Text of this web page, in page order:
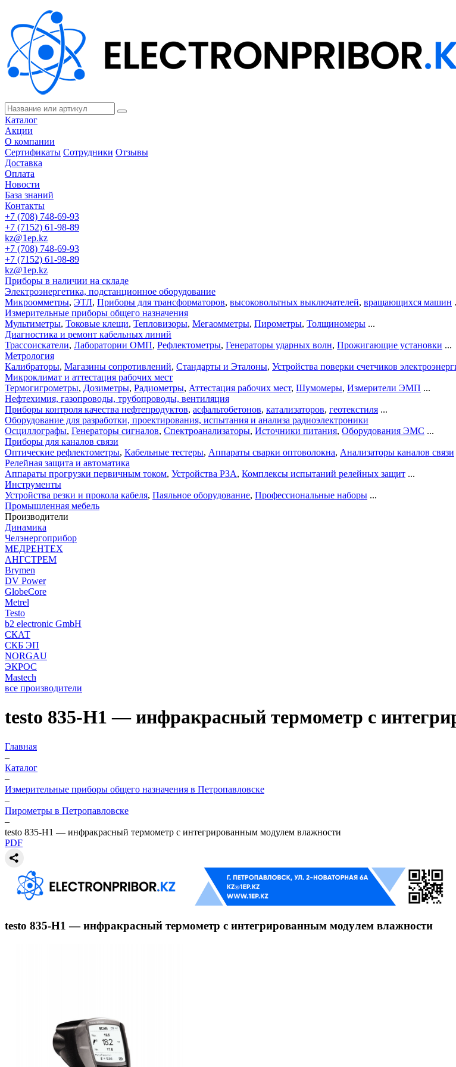
Каталог
Акции
О компании
Сертификаты Сотрудники Отзывы
Доставка
Оплата
Новости
База знаний
Контакты
+7 (708) 748-69-93
+7 (7152) 61-98-89
kz@1ep.kz
+7 (708) 748-69-93
+7 (7152) 61-98-89
kz@1ep.kz
Приборы в наличии на складе
Электроэнергетика, подстанционное оборудование
Микроомметры, ЭТЛ, Приборы для трансформаторов, высоковольтных выключателей, вращающихся машин
Измерительные приборы общего назначения
Мультиметры, Токовые клещи, Тепловизоры, Мегаомметры, Пирометры, Толщиномеры ...
Диагностика и ремонт кабельных линий
Трассоискатели, Лаборатории ОМП, Рефлектометры, Генераторы ударных волн, Прожигающие установки ...
Метрология
Калибраторы, Магазины сопротивлений, Стандарты и Эталоны, Устройства поверки счетчиков
Микроклимат и аттестация рабочих мест
Термогигрометры, Дозиметры, Радиометры, Аттестация рабочих мест, Шумомеры, Измерители ЭМП ...
Нефтехимия, газопроводы, трубопроводы, вентиляция
Приборы контроля качества нефтепродуктов, асфальтобетонов, катализаторов, геотекстиля ...
Оборудование для разработки, проектирования, испытания и анализа радиоэлектроники
Осциллографы, Генераторы сигналов, Спектроанализаторы, Источники питания, Оборудования ЭМС ...
Приборы для каналов связи
Оптические рефлектометры, Кабельные тестеры, Аппараты сварки оптоволокна, Анализаторы каналов связи
Релейная защита и автоматика
Аппараты прогрузки первичным током, Устройства РЗА, Комплексы испытаний релейных защит ...
Инструменты
Устройства резки и прокола кабеля, Паяльное оборудование, Профессиональные наборы ...
Промышленная мебель
Производители
Динамика
Челэнергоприбор
МЕДРЕНТЕХ
АНГСТРЕМ
Brymen
DV Power
GlobeCore
Metrel
Testo
b2 electronic GmbH
СКАТ
СКБ ЭП
NORGAU
ЭКРОС
Mastech
все производители
testo 835-H1 — инфракрасный термометр с
Главная
–
Каталог
–
Измерительные приборы общего назначения в Петропавловске
–
Пирометры в Петропавловске
–
testo 835-H1 — инфракрасный термометр с интегрированным модулем влажности
PDF
testo 835-H1 — инфракрасный термометр с интегрированным модулем влажности